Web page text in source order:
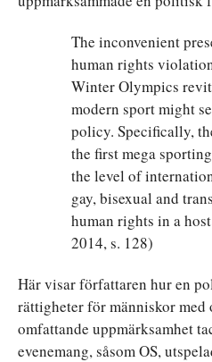
The inconvenient
human rights
Winter Olympics
modern sport might
policy. Specifically,
the first mega
the level of
gay, bisexual and
human rights in a
2014, s. 128)
Här visar författaren hur en
rättigheter för människor
omfattande uppmärksamhet
evenemang, såsom OS,